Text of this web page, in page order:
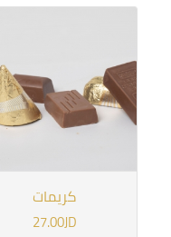
5.00
كريمات
27.00JD